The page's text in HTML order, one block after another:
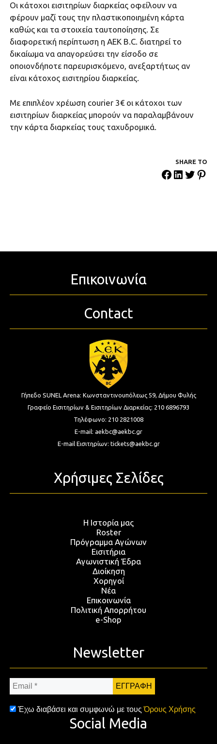
Οι κάτοχοι εισιτηρίων διαρκείας οφείλουν να
φέρουν μαζί τους την πλαστικοποιημένη κάρτα
καθώς και τα στοιχεία ταυτοποίησης. Σε
διαφορετική περίπτωση η AEK B.C. διατηρεί το
δικαίωμα να απαγορεύσει την είσοδο σε
οποιονδήποτε παρευρισκόμενο, ανεξαρτήτως αν
είναι κάτοχος εισιτηρίου διαρκείας.
Με επιπλέον χρέωση courier 3€ οι κάτοχοι των
εισιτηρίων διαρκείας μπορούν να παραλαμβάνουν
την κάρτα διαρκείας τους ταχυδρομικά.
SHARE ΤΟ
Επικοινωνία
Contact
Γήπεδο SUNEL Arena: Κωνσταντινουπόλεως 59, Δήμου Φυλής
Γραφείο Εισιτηρίων & Εισιτηρίων Διαρκείας: 210 6896793
Τηλέφωνο: 210 2821008
E-mail: aekbc@aekbc.gr
E-mail Εισιτηρίων: tickets@aekbc.gr
Χρήσιμες Σελίδες
Η Ιστορία μας
Roster
Πρόγραμμα Αγώνων
Εισιτήρια
Αγωνιστική Έδρα
Διοίκηση
Χορηγοί
Νέα
Επικοινωνία
Πολιτική Απορρήτου
e-Shop
Newsletter
Email
*
Έχω διαβάσει και συμφωνώ με τουςΌρους Χρήσης
Social Media